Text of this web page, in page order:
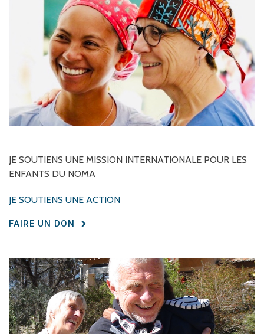
JE SOUTIENS UNE MISSION INTERNATIONALE POUR LES
ENFANTS DU NOMA
JE SOUTIENS UNE ACTION
FAIRE UN DON